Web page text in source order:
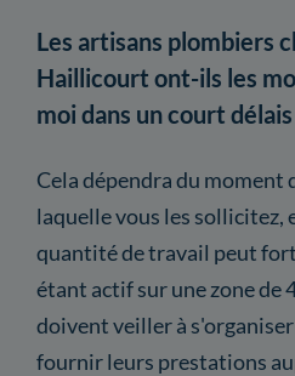
Les artisans plombiers
Haillicourt ont-ils les
moi dans un court délais
Cela dépendra du moment
laquelle vous les
quantité de travail peut
étant actif sur une zone de
doivent veiller à
fournir leurs prestations